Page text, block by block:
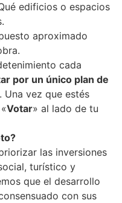
edificios o espacios
aproximado
cada
por un único plan de
Una vez que estés
Votar» al lado de tu
las inversiones
turístico y
que el desarrollo
con sus